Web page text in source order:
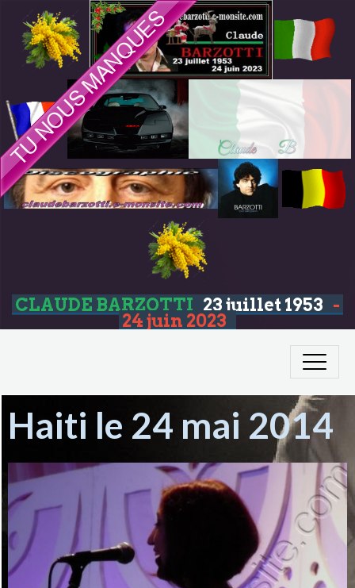
CLAUDE BARZOTTI 23 juillet 1953 -
24 juin 2023
Haiti le 24 mai 2014